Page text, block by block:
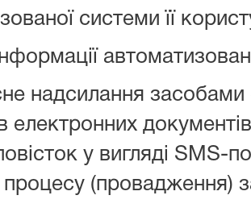
системи її
надсилання засобами
електронних
у вигляді SMS-
процесу (провадження)